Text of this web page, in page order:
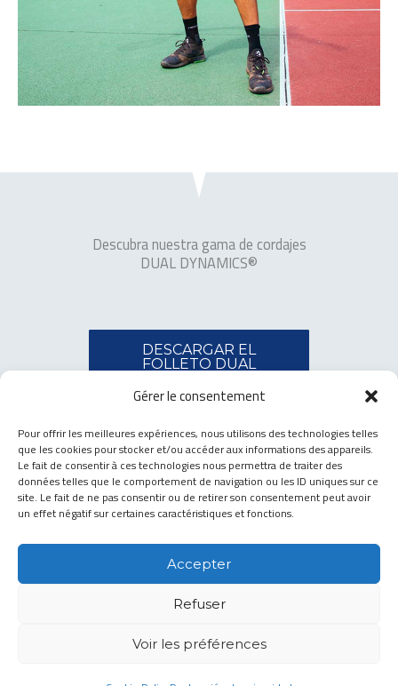
Gérer le consentement
Pour offrir les meilleures expériences, nous utilisons des technologies telles
que les cookies pour stocker et/ou accéder aux informations des appareils.
Le fait de consentir à ces technologies nous permettra de traiter des
données telles que le comportement de navigation ou les ID uniques sur ce
site. Le fait de ne pas consentir ou de retirer son consentement peut avoir
un effet négatif sur certaines caractéristiques et fonctions.
Accepter
Refuser
Voir les préférences
Descubra nuestra gama de cordajes
DUAL DYNAMICS®
DESCARGAR EL
FOLLETO DUAL